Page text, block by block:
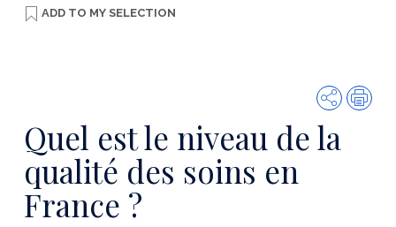
ADD TO MY SELECTION
Share
Quel est le niveau de la
qualité des soins en
France ?